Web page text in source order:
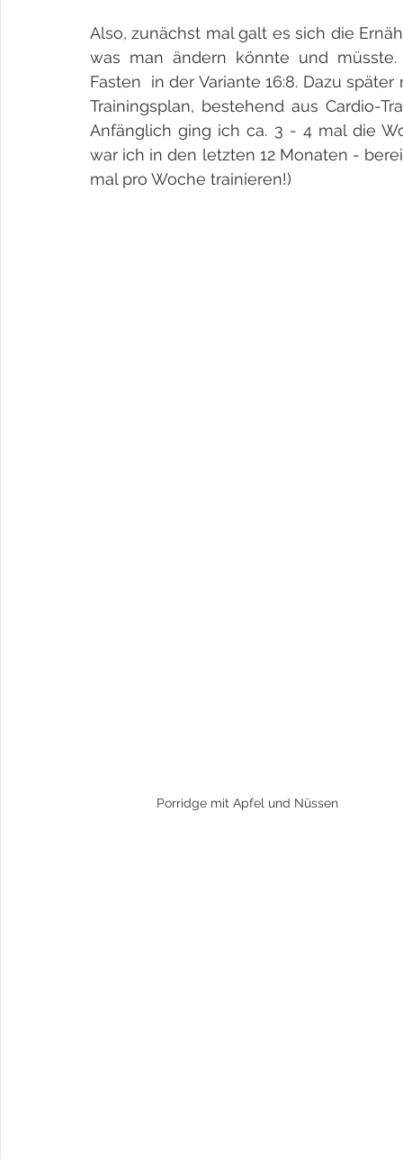
Also, zunächst mal galt es sich die
was man ändern könnte und
Fasten  in der Variante 16:8. Dazu
Trainingsplan, bestehend aus Cardio-
Anfänglich ging ich ca. 3 - 4 mal die
war ich in den letzten 12 Monaten -
mal pro Woche trainieren!)
Porridge mit Apfel und Nüssen